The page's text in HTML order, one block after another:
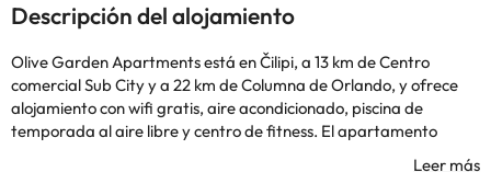
Descripción del alojamiento
Olive Garden Apartments está en Čilipi, a 13 km de Centro
comercial Sub City y a 22 km de Columna de Orlando, y ofrece
alojamiento con wifi gratis, aire acondicionado, piscina de
temporada al aire libre y centro de fitness. El apartamento
ofrece terraza, vistas al jardín, zona de estar, TV de pantalla